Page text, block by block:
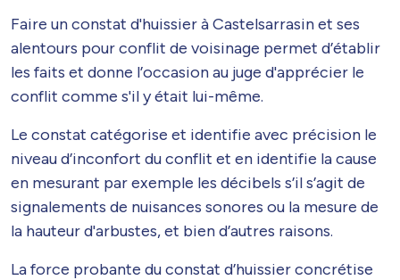
Faire un constat d'huissier à Castelsarrasin et ses
alentours pour conflit de voisinage permet d’établir
les faits et donne l’occasion au juge d'apprécier le
conflit comme s'il y était lui-même.
Le constat catégorise et identifie avec précision le
niveau d’inconfort du conflit et en identifie la cause
en mesurant par exemple les décibels s’il s’agit de
signalements de nuisances sonores ou la mesure de
la hauteur d'arbustes, et bien d’autres raisons.
La force probante du constat d’huissier concrétise